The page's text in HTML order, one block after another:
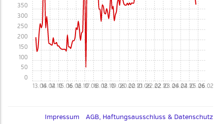
13.0614.0214.1015.0616.0216.1017.0618.0218.1019.0620.0220.1021.0622.0222.1023.0624.0224.1025.0626.02
0
50
100
150
200
250
300
350
Impressum AGB, Haftungsausschluss & Datenschutz